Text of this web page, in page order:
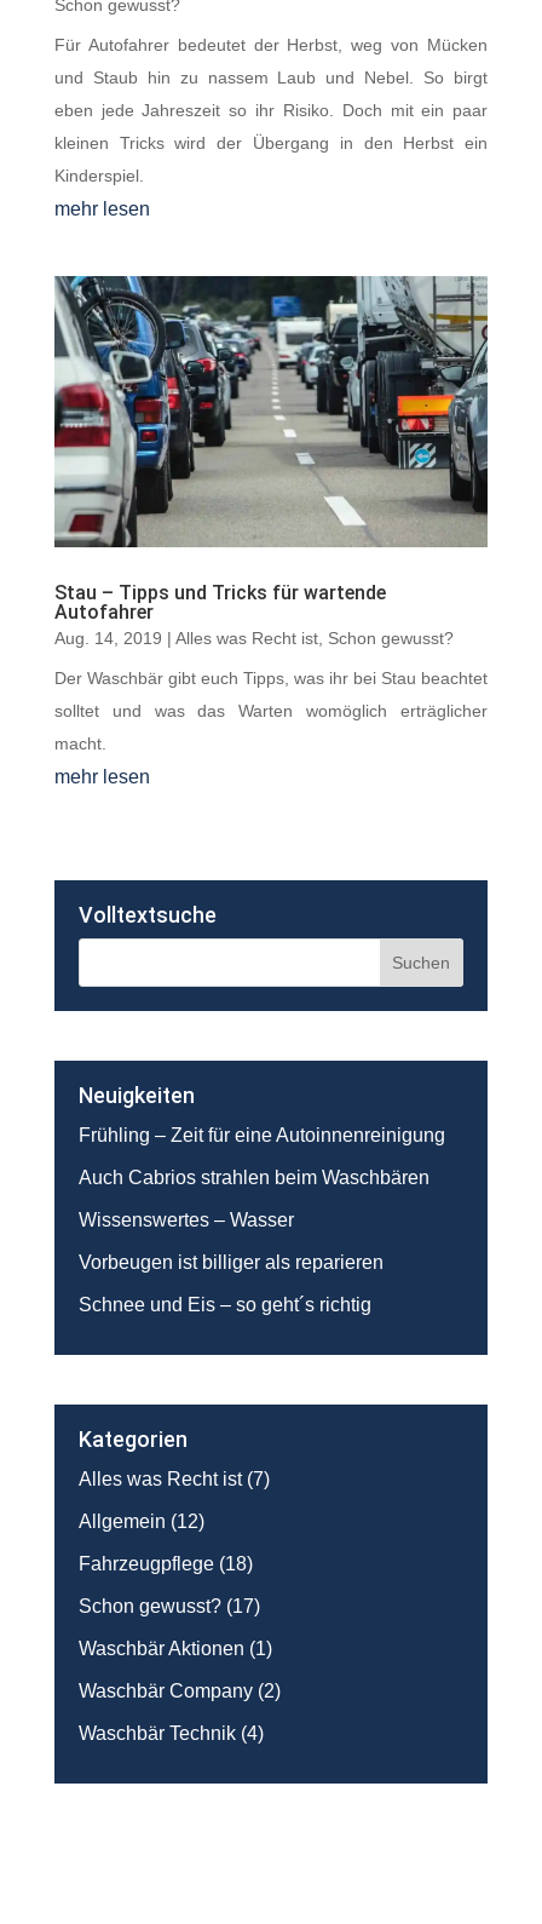
Schon gewusst?
Für Autofahrer bedeutet der Herbst, weg von Mücken
und Staub hin zu nassem Laub und Nebel. So birgt
eben jede Jahreszeit so ihr Risiko. Doch mit ein paar
kleinen Tricks wird der Übergang in den Herbst ein
Kinderspiel.
mehr lesen
Stau – Tipps und Tricks für wartende
Autofahrer
Aug. 14, 2019 | Alles was Recht ist, Schon gewusst?
Der Waschbär gibt euch Tipps, was ihr bei Stau beachtet
solltet und was das Warten womöglich erträglicher
macht.
mehr lesen
Volltextsuche
Neuigkeiten
Frühling – Zeit für eine Autoinnenreinigung
Auch Cabrios strahlen beim Waschbären
Wissenswertes – Wasser
Vorbeugen ist billiger als reparieren
Schnee und Eis – so geht´s richtig
Kategorien
Alles was Recht ist(7)
Allgemein (12)
Fahrzeugpflege(18)
Schon gewusst?(17)
Waschbär Aktionen (1)
Waschbär Company(2)
Waschbär Technik(4)